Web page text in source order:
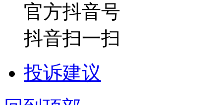
官方抖音号
抖音扫一扫
投诉建议